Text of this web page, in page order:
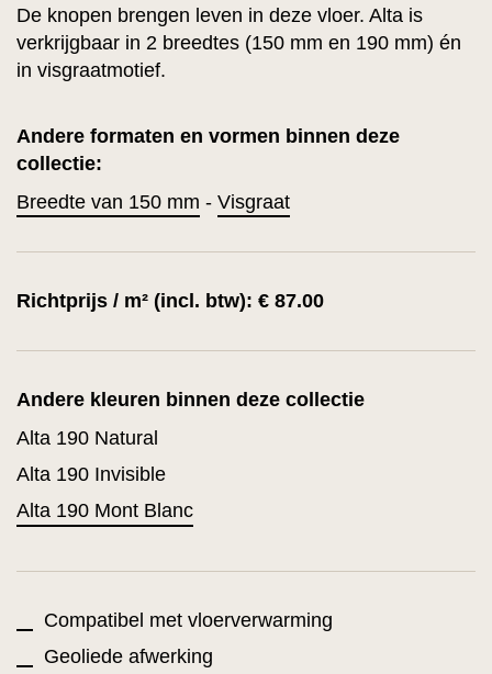
De knopen brengen leven in deze vloer. Alta is
verkrijgbaar in 2 breedtes (150 mm en 190 mm) én
in visgraatmotief.
Andere formaten en vormen binnen deze
collectie:
Breedte van 150 mm - Visgraat
Richtprijs / m² (incl. btw): € 87.00
Andere kleuren binnen deze collectie
Alta 190 Natural
Alta 190 Invisible
Alta 190 Mont Blanc
Compatibel met vloerverwarming
Geoliede afwerking